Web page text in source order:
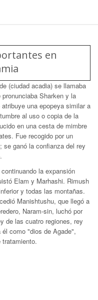
en
(ciudad acadia) se llamaba
Sharken y la
una epopeya similar a
al uso o copia de la
en una cesta de mimbre
Fue recogido por un
se ganó la confianza del rey
la expansión
Elam y Marhashi. Rimush
y todas las montañas.
Manishtushu, que llegó a
Naram-sin, luchó por
de las cuatro regiones, rey
como "dios de Agade",